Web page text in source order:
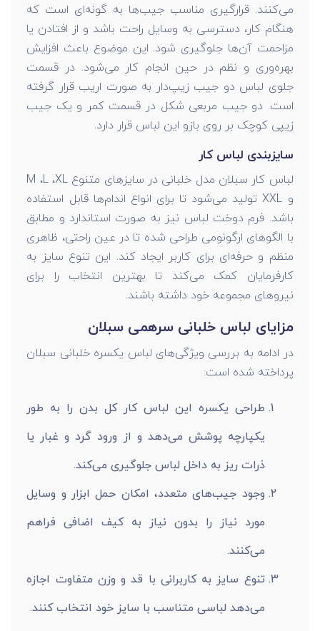
می‌کنند. قرارگیری مناسب جیب‌ها به گونه‌ای است که
هنگام کار، دسترسی به وسایل راحت باشد و از افتادن یا
مزاحمت آن‌ها جلوگیری شود. این موضوع باعث افزایش
بهره‌وری و نظم در حین انجام کار می‌شود. در قسمت
جلوی لباس دو جیب زیپ‌دار به صورت اریب قرار گرفته
است. دو جیب مربعی شکل در قسمت کمر و یک جیب
زیپی کوچک بر روی بازو این لباس قرار دارد.
سایزبندی لباس کار
لباس کار سبلان مدل خلبانی در سایزهای متنوع M ،L ،XL
و XXL تولید می‌شود تا برای انواع اندام‌ها قابل استفاده
باشد. فرم دوخت لباس نیز به صورت استاندارد و مطابق
با الگوهای ارگونومی طراحی شده تا در عین راحتی، ظاهری
منظم و حرفه‌ای برای کاربر ایجاد کند. این تنوع سایز به
کارفرمایان کمک می‌کند تا بهترین انتخاب را برای
نیروهای مجموعه خود داشته باشند.
مزایای لباس خلبانی سرهمی سبلان
در ادامه به بررسی ویژگی‌های لباس یکسره خلبانی سبلان
پرداخته شده است:
طراحی یکسره این لباس کار کل بدن را به طور
یکپارچه پوشش می‌دهد و از ورود گرد و غبار یا
ذرات ریز به داخل لباس جلوگیری می‌کند.
وجود جیب‌های متعدد، امکان حمل ابزار و وسایل
مورد نیاز را بدون نیاز به کیف اضافی فراهم
می‌کنند.
تنوع سایز به کاربرانی با قد و وزن متفاوت اجازه
می‌دهد لباسی متناسب با سایز خود انتخاب کنند.